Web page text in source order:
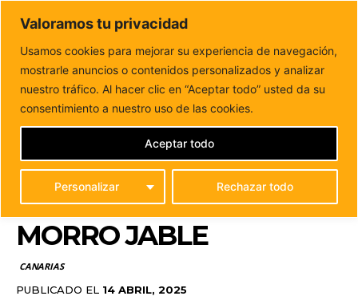
Valoramos tu privacidad
Usamos cookies para mejorar su experiencia de navegación,
mostrarle anuncios o contenidos personalizados y analizar
nuestro tráfico. Al hacer clic en “Aceptar todo” usted da su
consentimiento a nuestro uso de las cookies.
Personalizar Rechazar todo
Aceptar todo
DUNAS FM
Tu informacion de forma cercana
Inicio CANARIAS
Sanidad destina más de 186.000 euros a
la renovación del Centro de...
SANIDAD DESTINA MÁS
DE 186.000 EUROS A LA
RENOVACIÓN DEL
CENTRO DE SALUD DE
MORRO JABLE
CANARIAS
PUBLICADO EL 14 ABRIL, 2025